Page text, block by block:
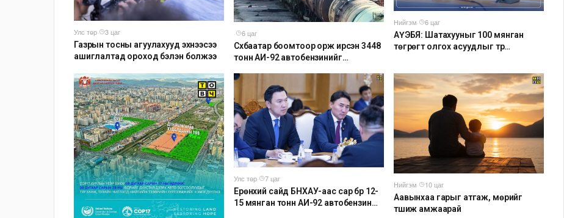
Улс төр·
3 цаг
Газрын тосны агуулахууд эхнээсээ
ашиглалтад ороход бэлэн болжээ
·
6 цаг
Сүхбаатар боомтоор орж ирсэн 3448
тонн АИ-92 автобензинийг
зохион байгуулж байна
Нийгэм·
6 цаг
АҮЭБЯ: Шатахууныг 100 мянган
төгрөгт олгох асуудлыг түр
Улс төр·
7 цаг
Ерөнхий сайд БНХАУ-аас сар бүр 12-
15 мянган тонн АИ-92 автобензин
Нийгэм·
10 цаг
Аавынхаа гарыг атгаж, мөрийг
түшиж амжаарай